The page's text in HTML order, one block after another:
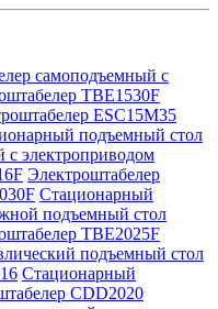
самоподъемный с
TBE1530F
ESC15M35
подъемный стол
электроприводом
Электроштабелер
Стационарный
подъемный стол
TBE2025F
подъемный стол
Стационарный
CDD2020